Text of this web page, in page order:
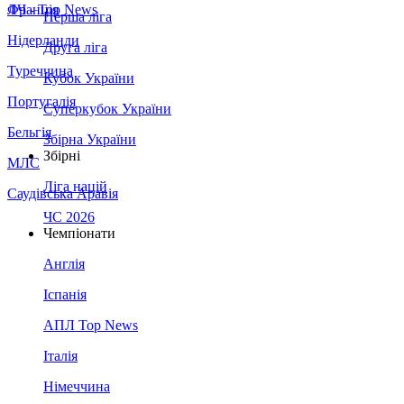
Франція
Нідерланди
Туреччина
Португалія
Бельгія
МЛС
Саудівська Аравія
ЛЧ - Top News
Перша ліга
Друга ліга
Кубок України
Суперкубок України
Збірна України
Збірні
Ліга націй
ЧС 2026
Чемпіонати
Англія
Іспанія
АПЛ Top News
Італія
Німеччина